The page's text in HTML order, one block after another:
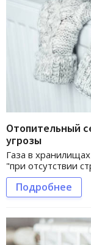
Отопительный
угрозы
Газа в
"при отсутствии
Подробнее